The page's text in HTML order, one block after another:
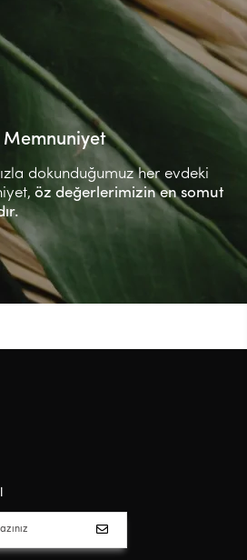
Memnuniyet
dokunduğumuz her evdeki
öz değerlerimizin en somut